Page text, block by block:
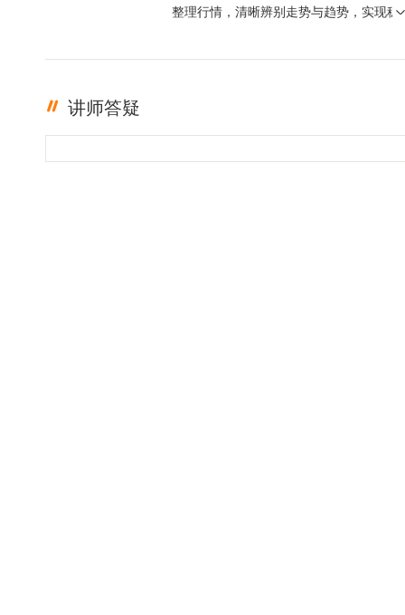
整理行情，清晰辨别走势与趋势，实现稳
讲师答疑